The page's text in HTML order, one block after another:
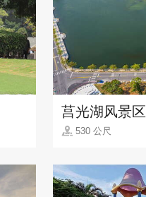
莒光湖风景区
530 公尺